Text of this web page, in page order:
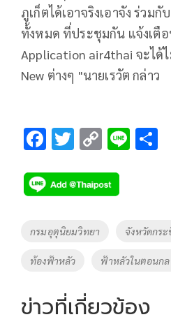
ภูเก็ตได้เอาจริงเอาจัง ร่วม
ทั้งหมด ที่ประชุมกัน แจ้งเตื
Application air4thai จะได้
New ต่างๆ "นายเรวัต กล่าว
F
e
b
o
o
k
T
tt
er
C
p
y
n
k
Li
Tags
กรมอุตุนิยมวิทยา จังหวัดกระ
ท้องฟ้าหลัว ฟ้าหลัวในตอนกล
ข่าวที่เกี่ยวข้อง